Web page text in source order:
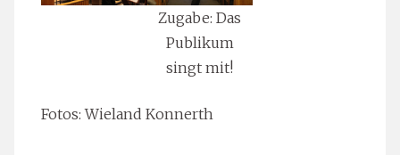
Zugabe: Das
Publikum
singt mit!
Fotos: Wieland Konnerth